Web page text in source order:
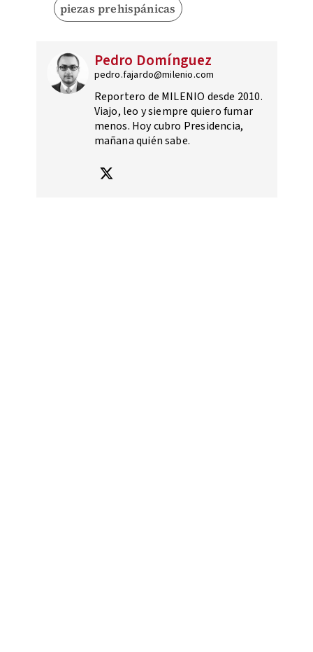
piezas prehispánicas
Pedro Domínguez
pedro.fajardo@milenio.com
Reportero de MILENIO desde 2010.
Viajo, leo y siempre quiero fumar
menos. Hoy cubro Presidencia,
mañana quién sabe.